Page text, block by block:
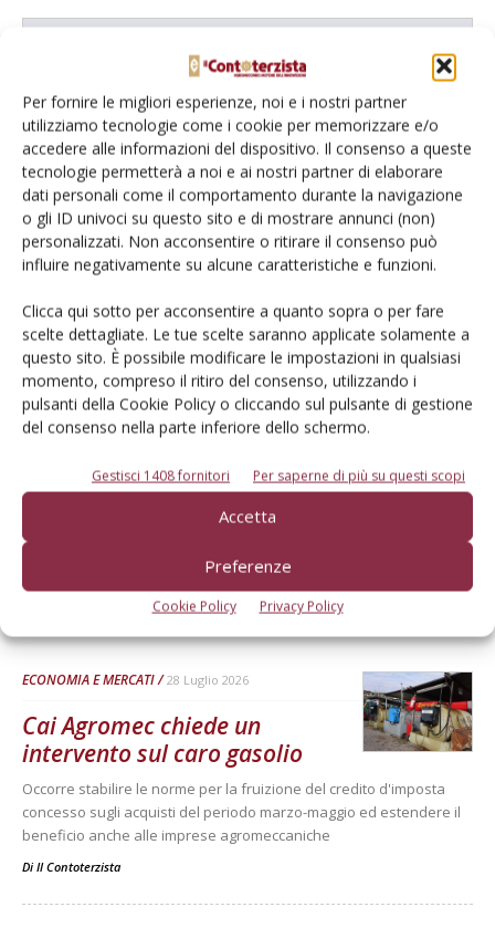
Per fornire le migliori esperienze, noi e i nostri partner
utilizziamo tecnologie come i cookie per memorizzare e/o
accedere alle informazioni del dispositivo. Il consenso a queste
tecnologie permetterà a noi e ai nostri partner di elaborare
dati personali come il comportamento durante la navigazione
o gli ID univoci su questo sito e di mostrare annunci (non)
personalizzati. Non acconsentire o ritirare il consenso può
influire negativamente su alcune caratteristiche e funzioni.
Clicca qui sotto per acconsentire a quanto sopra o per fare
scelte dettagliate. Le tue scelte saranno applicate solamente a
questo sito. È possibile modificare le impostazioni in qualsiasi
momento, compreso il ritiro del consenso, utilizzando i
pulsanti della Cookie Policy o cliccando sul pulsante di gestione
del consenso nella parte inferiore dello schermo.
Gestisci 1408 fornitori Per saperne di più su questi scopi
Accetta
Preferenze
Cookie Policy Privacy Policy
Catalogo Aziende e Prodotti
prodotto!
Cerca adesso
I consigli di Terra e Vita agli agricoltori
Cerca adesso
Dalla stessa categoria
ECONOMIA E MERCATI 28 Luglio 2026
Cai Agromec chiede un
intervento sul caro gasolio
Occorre stabilire le norme per la fruizione del credito d'imposta
concesso sugli acquisti del periodo marzo-maggio ed estendere il
beneficio anche alle imprese agromeccaniche
Di Il Contoterzista